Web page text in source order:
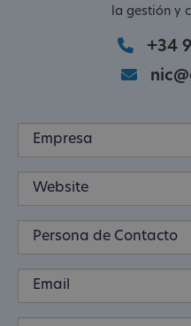
la gestión y
+34